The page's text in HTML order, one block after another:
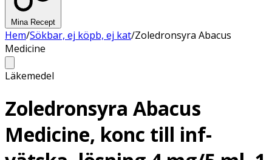
Mina Recept
Hem/Sökbar, ej köpb, ej kat/Zoledronsyra Abacus
Medicine
Läkemedel
Zoledronsyra Abacus
Medicine, konc till inf-